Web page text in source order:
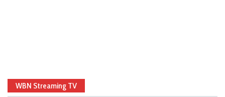
WBN Streaming TV